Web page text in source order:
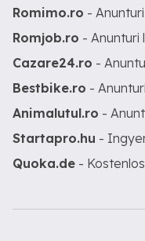
Romimo.ro -
Romjob.ro - Anunturi
Cazare24.ro -
Bestbike.ro -
Animalutul.ro -
Startapro.hu -
Quoka.de -